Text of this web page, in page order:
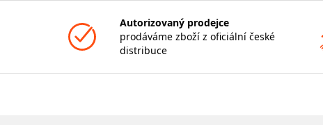
Autorizovaný prodejce
prodáváme zboží z oficiální české
distribuce